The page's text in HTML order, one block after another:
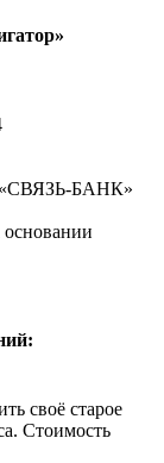
БАНК»
своё старое
Стоимость